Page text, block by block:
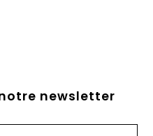
newsletter